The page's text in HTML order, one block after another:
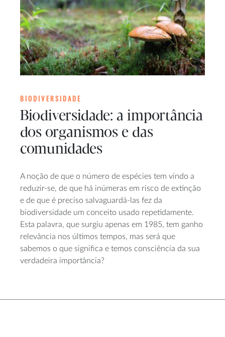
BIODIVERSIDADE
Biodiversidade: a importância
dos organismos e das
comunidades
A noção de que o número de espécies tem vindo a
reduzir-se, de que há inúmeras em risco de extinção
e de que é preciso salvaguardá-las fez da
biodiversidade um conceito usado repetidamente.
Esta palavra, que surgiu apenas em 1985, tem ganho
relevância nos últimos tempos, mas será que
sabemos o que significa e temos consciência da sua
verdadeira importância?